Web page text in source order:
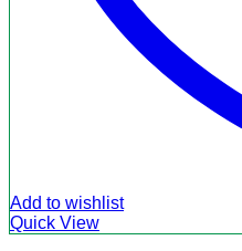
Add to wishlist
Quick View